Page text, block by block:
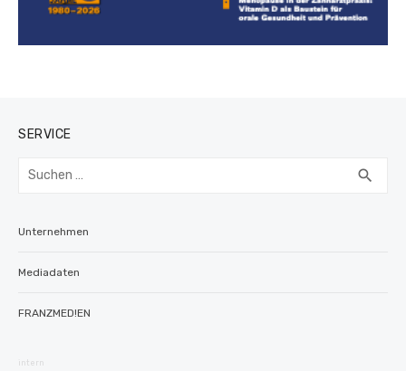
SERVICE
Suchen
search
Unternehmen
Mediadaten
FRANZMED!EN
intern